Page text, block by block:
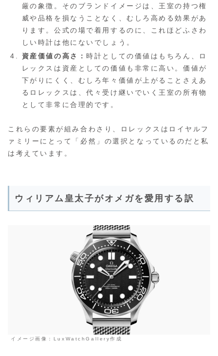
厳の象徴。そのブランドイメージは、王室の持つ権
威や品格を損なうことなく、むしろ高める効果があ
ります。公式の場で着用するのに、これほどふさわ
しい時計は他にないでしょう。
資産価値の高さ： 時計としての価値はもちろん、ロ
レックスは資産としての価値も非常に高い。価値が
下がりにくく、むしろ年々価値が上がることさえあ
るロレックスは、代々受け継いでいく王室の所有物
として非常に合理的です。
これらの要素が組み合わさり、ロレックスはロイヤルフ
ァミリーにとって「必然」の選択となっているのだと私
は考えています。
ウィリアム皇太子がオメガを愛用する訳
イメージ画像：LuxWatchGallery作成